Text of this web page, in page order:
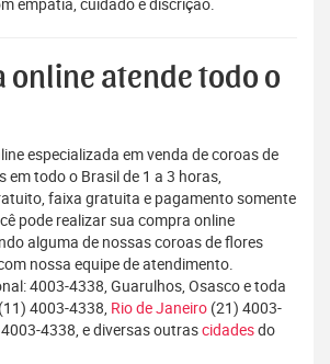
online atende todo o
especializada em venda de coroas de
em todo o Brasil de 1 a 3 horas,
faixa gratuita e pagamento somente
pode realizar sua compra online
alguma de nossas coroas de flores
nossa equipe de atendimento.
4003-4338, Guarulhos, Osasco e toda
(11) 4003-4338, Rio de Janeiro (21) 4003-
4338, e diversas outrascidadesdo